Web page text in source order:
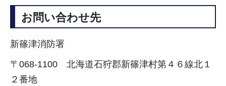
お問い合わせ先
新篠津消防署
〒068-1100 北海道石狩郡新篠津村第４６線北１
２番地